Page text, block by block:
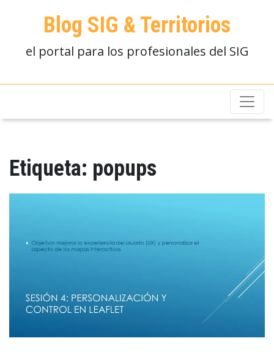
Blog SIG & Territorios
el portal para los profesionales del SIG
Etiqueta: popups